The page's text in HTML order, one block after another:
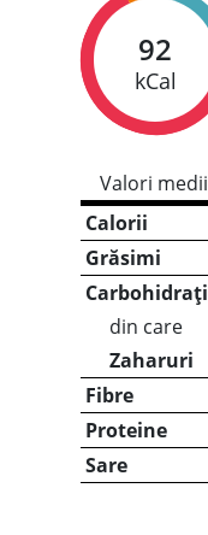
92
kCal
Valori
Calorii
Grăsimi
Carbohidrați
din care
Zaharuri
Fibre
Proteine
Sare